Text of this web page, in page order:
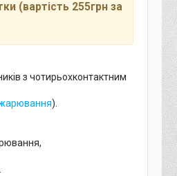
(вартість 255грн за
з чотирьохконтактним
).